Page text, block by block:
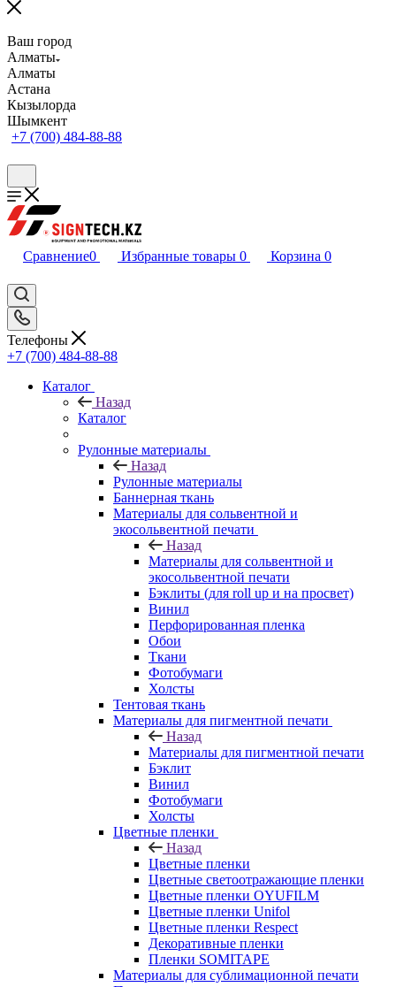
Ваш город
Алматы
Алматы
Астана
Кызылорда
Шымкент
+7 (700) 484-88-88
Сравнение0 Избранные товары 0 Корзина 0
Телефоны
+7 (700) 484-88-88
Каталог
Назад
Каталог
Рулонные материалы
Назад
Рулонные материалы
Баннерная ткань
Материалы для сольвентной и
экосольвентной печати
Назад
Материалы для сольвентной и
экосольвентной печати
Бэклиты (для roll up и на просвет)
Винил
Перфорированная пленка
Обои
Ткани
Фотобумаги
Холсты
Тентовая ткань
Материалы для пигментной печати
Назад
Материалы для пигментной печати
Бэклит
Винил
Фотобумаги
Холсты
Цветные пленки
Назад
Цветные пленки
Цветные светоотражающие пленки
Цветные пленки OYUFILM
Цветные пленки Unifol
Цветные пленки Respect
Декоративные пленки
Пленки SOMITAPE
Материалы для сублимационной печати